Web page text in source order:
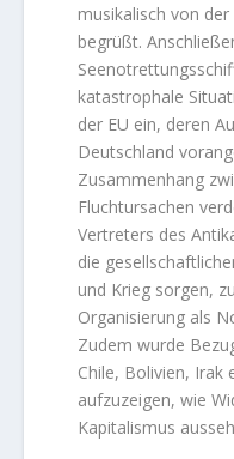
musikalisch von
begrüßt.
katastrophale
der EU ein, deren
Deutschland
Zusammenhang
Fluchtursachen
Vertreters des
die
und Krieg sorgen,
Organisierung als
Zudem wurde
Chile, Bolivien, Irak
aufzuzeigen, wie
Kapitalismus